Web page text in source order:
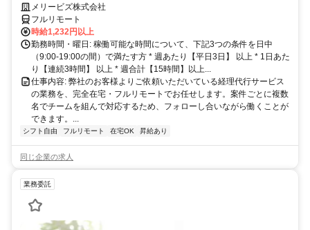
～。完全在宅で育児・介護中の方も大歓迎♪
メリービズ株式会社
フルリモート
時給1,232円以上
勤務時間・曜日: 稼働可能な時間について、下記3つの条件を日中
（9:00-19:00の間）で満たす方 * 週あたり【平日3日】 以上 * 1日あた
り【連続3時間】 以上 * 週合計【15時間】以上...
仕事内容: 弊社のお客様よりご依頼いただいている経理代行サービス
の業務を、完全在宅・フルリモートでお任せします。案件ごとに複数
名でチームを組んで対応するため、フォローし合いながら働くことが
できます。...
シフト自由 フルリモート 在宅OK 昇給あり
同じ企業の求人
業務委託